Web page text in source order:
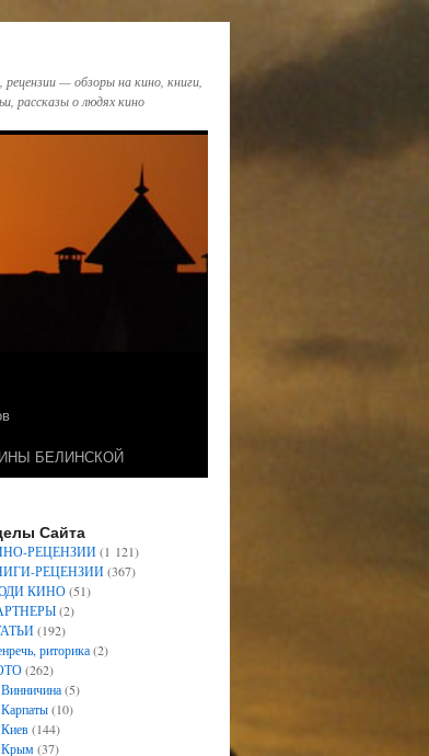
— обзоры на кино, книги,
рассказы о людях кино
БЕЛИНСКОЙ
Сайта
РЕЦЕНЗИИ(1 121)
РЕЦЕНЗИИ(367)
КИНО(51)
(2)
(192)
риторика(2)
(262)
Винничина(5)
Карпаты(10)
Киев(144)
Крым(37)